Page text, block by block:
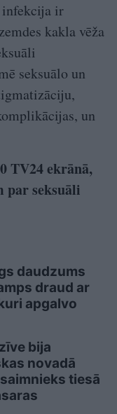
infekcija ir
kakla vēža
seksuālo un
un
TV24 ekrānā,
par seksuāli
daudzums
draud ar
apgalvo
bija
novadā
tiesā